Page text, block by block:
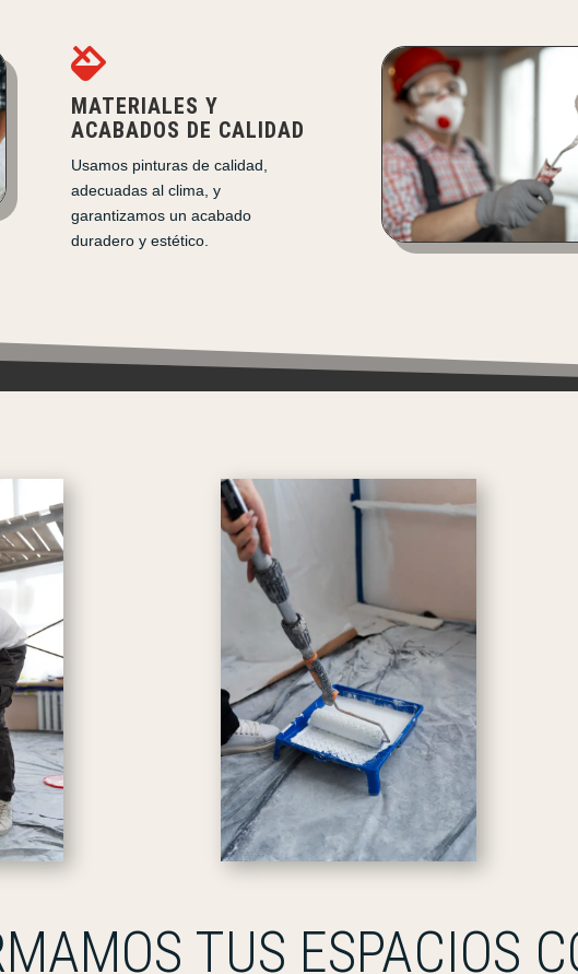

MATERIALES Y
ACABADOS DE CALIDAD
Usamos pinturas de calidad,
adecuadas al clima, y
garantizamos un acabado
duradero y estético.
TUS ESPACIOS